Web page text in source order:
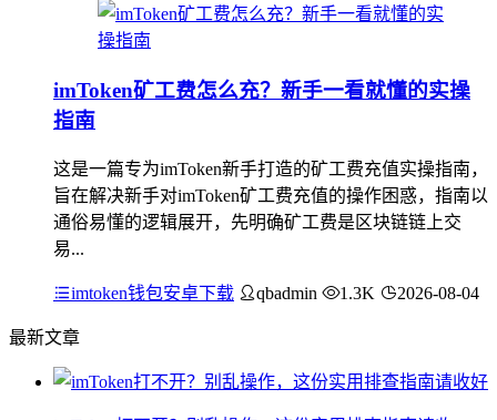
imToken矿工费怎么充？新手一看就懂的实操
指南
这是一篇专为imToken新手打造的矿工费充值实操指南，
旨在解决新手对imToken矿工费充值的操作困惑，指南以
通俗易懂的逻辑展开，先明确矿工费是区块链链上交
易...
imtoken钱包安卓下载 qbadmin 1.3K 2026-08-04
最新文章